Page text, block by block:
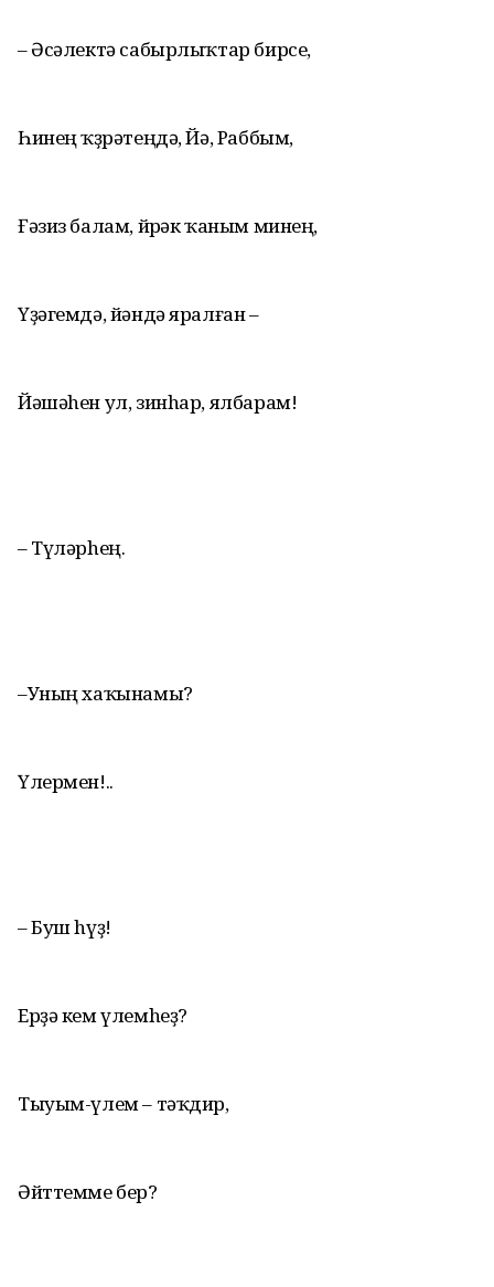
– Әсәлектә сабырлыҡтар бирсе,
Һинең ҡөҙрәтеңдә, Йә, Раббым,
Ғәзиз балам, йөрәк ҡаным минең,
Үҙәгемдә, йәндә яралған –
Йәшәhен ул, зинhар, ялбарам!
– Түләрhең.
–Уның хаҡынамы?
Үлермен!..
– Буш hүҙ!
Ерҙә кем үлемhеҙ?
Тыуым-үлем – тәҡдир,
Әйттемме бер?